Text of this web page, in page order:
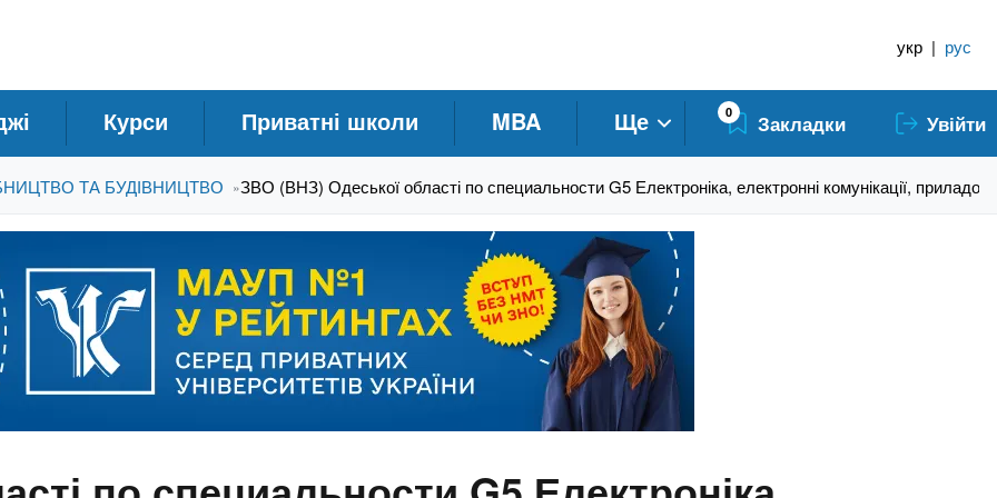
укр | рус
Курси Приватні школи MBA Ще 0 Закладки Увійти
ТА БУДІВНИЦТВО »ЗВО (ВНЗ) Одеської області по специальности G5 Електроніка, електронні комунікації,